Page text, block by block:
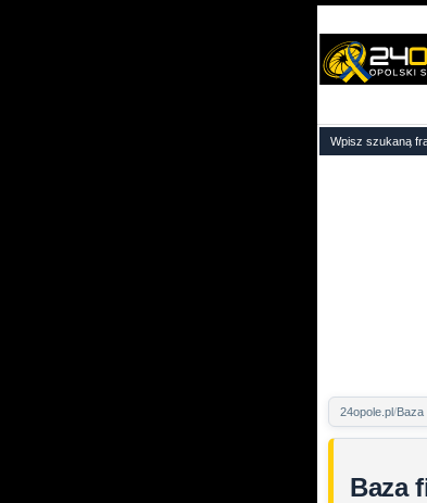
24opole.pl Baza
Baza